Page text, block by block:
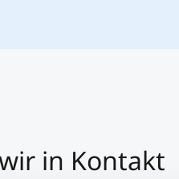
in Kontakt